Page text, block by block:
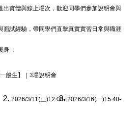
實體與線上場次， 歡迎同學們參加說明會與
面試經驗， 帶同學們直擊真實實習日常與職涯
身 ：
般生】｜3場說明會
2026/3/11(三)12:00- 2026/3/16(一)15:40-